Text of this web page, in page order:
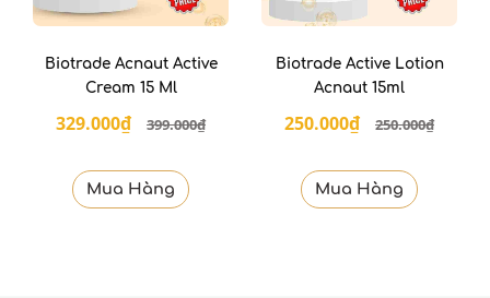
Biotrade Acnaut Active
Cream 15 Ml
329.000₫ 399.000₫
Mua Hàng
Biotrade Active Lotion
Acnaut 15ml
250.000₫ 250.000₫
Mua Hàng